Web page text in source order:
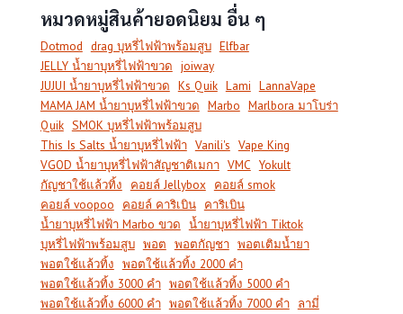
3. เลือกวิธีจัดส่ง
ทางเลือกในการจัดส่งคอยล์ คาริเบินสามารถเลือกได้ 3
ประเภท ได้แก่ส่งด่วนผ่านไลน์แมน จัดส่งพัสดุแฟลช
และเก็บเงินปลายทาง(สำหรับสินค้าบางรายการ) โดยผู้สั่ง
ซื้อต้องเป็นผู้ดำเนินการชำระค่าจัดส่งด้วยตนเองตาม
ระยะทางจริงไม่บวกเพิ่ม
4. ชำระเงิน
ทางเลือกในการจัดส่งคอยล์ คาริเบินสามารถเลือกได้ 3
หมวดหมู่สินค้ายอดนิยม อื่น ๆ
Dotmod drag บุหรี่ไฟฟ้าพร้อมสูบ Elfbar
JELLY น้ำยาบุหรี่ไฟฟ้าขวด joiway
JUJUI น้ำยาบุหรี่ไฟฟ้าขวด Ks Quik Lami LannaVape
MAMA JAM น้ำยาบุหรี่ไฟฟ้าขวด Marbo Marlbora มาโบร่า
Quik SMOK บุหรี่ไฟฟ้าพร้อมสูบ
This Is Salts น้ำยาบุหรี่ไฟฟ้า Vanili's Vape King
VGOD น้ำยาบุหรี่ไฟฟ้าสัญชาติเมกา VMC Yokult
กัญชาใช้แล้วทิ้ง
คอยล์ Jellybox คอยล์ smok
คอยล์ voopoo
คอยล์ คาริเบิน คาริเบิน
น้ำยาบุหรี่ไฟฟ้า Marbo ขวด น้ำยาบุหรี่ไฟฟ้า Tiktok
บุหรี่ไฟฟ้าพร้อมสูบ พอต พอตกัญชา พอตเติมน้ำยา
พอตใช้แล้วทิ้ง พอตใช้แล้วทิ้ง 2000 คำ
พอตใช้แล้วทิ้ง 3000 คำ พอตใช้แล้วทิ้ง 5000 คำ
พอตใช้แล้วทิ้ง 6000 คำ พอตใช้แล้วทิ้ง 7000 คำ ลามี่